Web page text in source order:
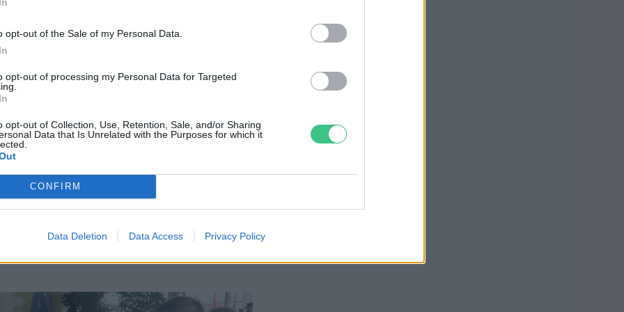
opt-out of the Sale of my Personal Data.
opt-out of processing my Personal Data for Targeted
opt-out of Collection, Use, Retention, Sale, and/or Sharing
Data that Is Unrelated with the Purposes for which it
CONFIRM
Data Deletion Data Access Privacy Policy
A Grapoila szőlőmagolaj
célja pedig az volt, hogy hazánk
azaz a szőlőtörkölyt valamilyen
2008 óta gyártanak szőlőmagolajat, azaz
olajat a szárított magokból.
és gyárt belőlük élelmiszert,
vész kárba, az olajsajtolás után maradó
útján magas fehérjetartalmú,
létre, mely kiválóan alkalmazható a
előállításához.